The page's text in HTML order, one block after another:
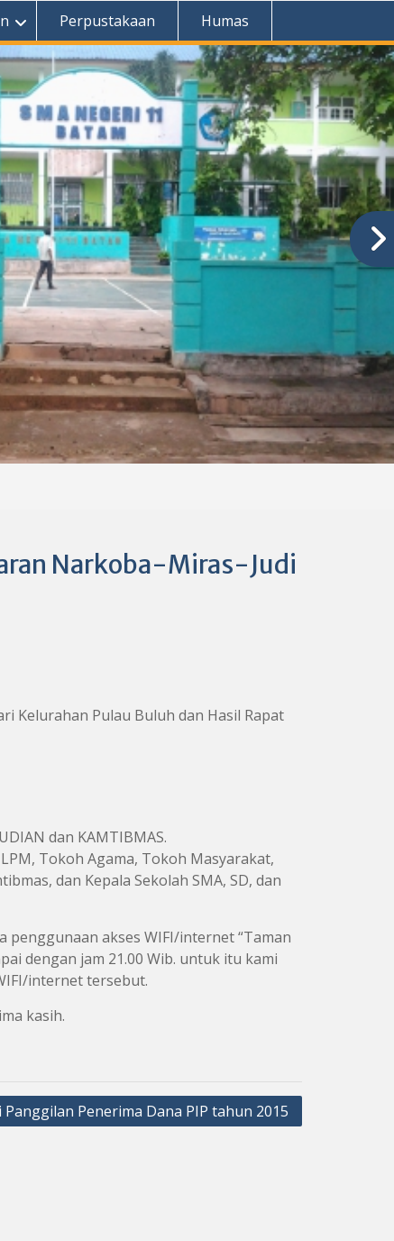
Perpustakaan Humas
Narkoba-Miras-Judi
Kelurahan Pulau Buluh dan Hasil Rapat
dan KAMTIBMAS.
Tokoh Agama, Tokoh Masyarakat,
dan Kepala Sekolah SMA, SD, dan
penggunaan akses WIFI/internet “Taman
dengan jam 21.00 Wib. untuk itu kami
internet tersebut.
kasih.
Penerima Dana PIP tahun 2015